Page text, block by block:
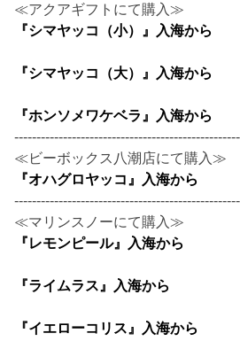
≪アクアギフトにて購入≫
『シマヤッコ（小）』入海から
『シマヤッコ（大）』入海から
『ホンソメワケベラ』入海から
---------------------------------------------------
≪ビーボックス八潮店にて購入≫
『オハグロヤッコ』入海から
---------------------------------------------------
≪マリンスノーにて購入≫
『レモンピール』入海から
『ライムラス』入海から
『イエローコリス』入海から